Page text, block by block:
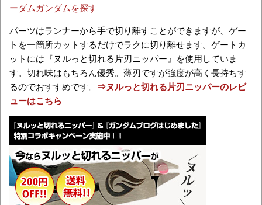
ーダムガンダムを探す
パーツはランナーから手で切り離すことができますが、ゲー
トを一箇所カットするだけでラクに切り離せます。ゲートカ
ットには『ヌルっと切れる片刃ニッパー』を使用していま
す。切れ味はもちろん優秀。薄刃ですが強度が高く長持ちす
るのでおすすめです。 ⇒ヌルっと切れる片刃ニッパーのレビ
ューはこちら